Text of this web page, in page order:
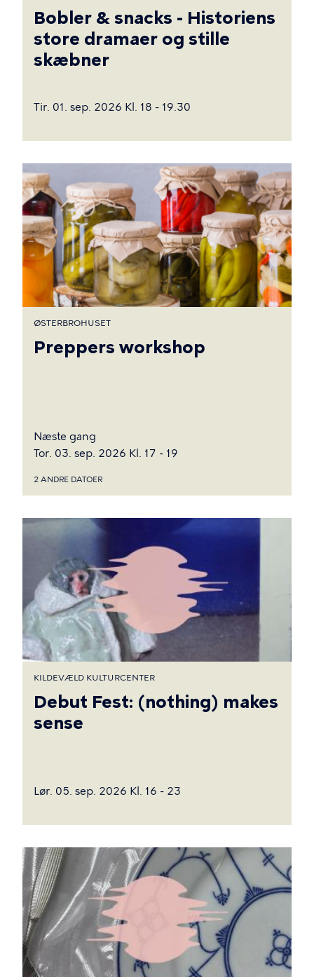
Bobler & snacks - Historiens
store dramaer og stille
skæbner
Tir. 01. sep. 2026 Kl. 18 - 19.30
ØSTERBROHUSET
Preppers workshop
Næste gang
Tor. 03. sep. 2026 Kl. 17 - 19
2 ANDRE DATOER
KILDEVÆLD KULTURCENTER
Debut Fest: (nothing) makes
sense
Lør. 05. sep. 2026 Kl. 16 - 23